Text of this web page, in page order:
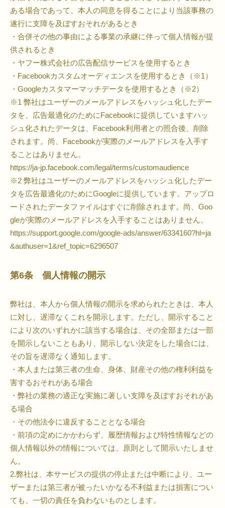
ある場合であって、本人の同意を得ることにより当該事務の
遂行に支障を及ぼすおそれがあるとき
・合併その他の事由による事業の承継に伴って個人情報が提
供されるとき
・ヤフー株式会社の広告配信サービスを使用するとき
・Facebookカスタムオーディエンスを使用するとき（※1）
・Googleカスタマーマッチデータを使用するとき（※2）
※1 弊社はユーザーのメールアドレスをハッシュ化したデー
タを、広告最適化のためにFacebookに提供していますハッ
シュ化されたデータは、Facebook利用者との照合後、削除
されます。尚、Facebookが実際のメールアドレスを入手す
ることはありません。
https://ja-jp.facebook.com/legal/terms/customaudience
※2 弊社はユーザーのメールアドレスをハッシュ化したデー
タを広告最適化のためにGoogleに提供しています。アップロ
ードされたデータファイルはすぐに削除されます。尚、Goo
gleが実際のメールアドレスを入手することはありません。
https://support.google.com/google-ads/answer/6334160?hl=ja
&authuser=1&ref_topic=6296507
第6条 個人情報の開示
弊社は、本人から個人情報の開示を求められたときは、本人
に対し、遅滞なくこれを開示します。ただし、開示すること
により次のいずれかに該当する場合は、その全部または一部
を開示しないこともあり、開示しない決定をした場合には、
その旨を遅滞なく通知します。
・本人または第三者の生命、身体、財産その他の権利利益を
害するおそれがある場合
・弊社の業務の適正な実施に著しい支障を及ぼすおそれがあ
る場合
・その他法令に違反することとなる場合
・前項の定めにかかわらず、履歴情報および特性情報などの
個人情報以外の情報については、原則として開示いたしませ
ん。
2.弊社は、本サービスの提供の停止または中断により、ユー
ザーまたは第三者が被ったいかなる不利益または損害につい
ても、一切の責任を負わないものとします。